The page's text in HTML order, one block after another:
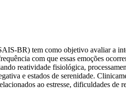
BR) tem como objetivo avaliar a
com que essas emoções
reatividade fisiológica,
e estados de serenidade.
ao estresse, dificuldades